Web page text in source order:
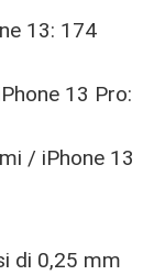
13: 174
13 Pro:
/ iPhone 13
di 0,25 mm